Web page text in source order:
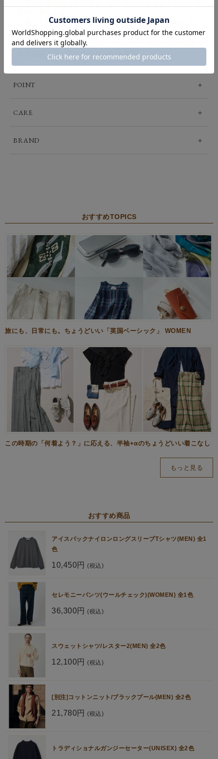
・暖かく快適な冬を約束する、スコットランド製デイリー
ニット｜マカラスター
・2024年秋冬メンズ最新ルックにクローズアップ！古き
良き英国クラシックをモダンに再構築
POINT
CARE
BRAND
おすすめTOPICS
旅にも、日常にも。ちょうどいい「英国ベーシック」 WOMEN
この時期の「何着よう？」に応える、半袖+αのちょうどいい着こなし
もっと見る
おすすめ商品
アイスパックナイロンロングスリーブTシャツ(MEN) 全1
色
10,450円 (税込)
セレモニーパンツ(ウールチェック)(WOMEN) 全1色
36,300円 (税込)
スウェットシャツ/レスター2(MEN) 全2色
12,100円 (税込)
[別注]コットンニット/ブラックプール(MEN) 全2色
21,780円 (税込)
トラディショナルガンジーセーター(UNISEX) 全2色